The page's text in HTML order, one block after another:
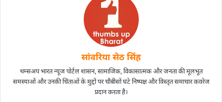
सांवरिया सेठ सिंह
थम्सअप भारत न्यूज पोर्टल शासन, सामाजिक, विकासात्मक और जनता की मूलभूत
समस्याओं और उनकी चिंताओं के मुद्दों पर चौबीसों घंटे निष्पक्ष और विस्तृत समाचार कवरेज
प्रदान करता है।